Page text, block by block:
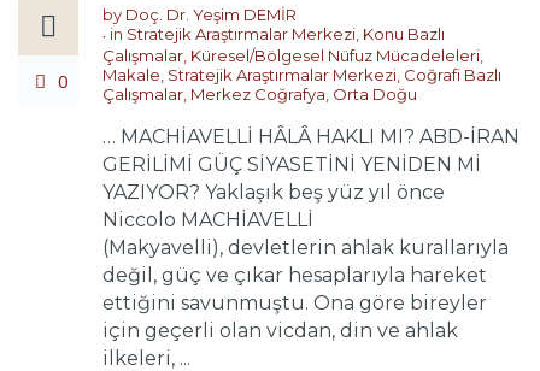
0
by Doç. Dr. Yeşim DEMİR
in Stratejik Araştırmalar Merkezi Konu Bazlı
Çalışmalar Küresel/Bölgesel Nüfuz Mücadeleleri
Makale Stratejik Araştırmalar Merkezi Coğrafi Bazlı
Çalışmalar Merkez Coğrafya Orta Doğu
… MACHİAVELLİ HÂLÂ HAKLI MI? ABD-İRAN
GERİLİMİ GÜÇ SİYASETİNİ YENİDEN Mİ
YAZIYOR? Yaklaşık beş yüz yıl önce
Niccolo MACHİAVELLİ
(Makyavelli), devletlerin ahlak kurallarıyla
değil, güç ve çıkar hesaplarıyla hareket
ettiğini savunmuştu. Ona göre bireyler
için geçerli olan vicdan, din ve ahlak
ilkeleri, ...